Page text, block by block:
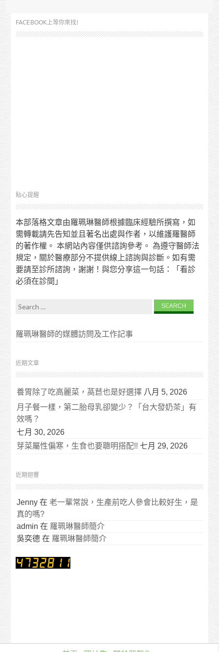
FACEBOOK上等你來找!
貼心提醒
本部落格文章由羅珮琳醫師根據臨床經驗所撰寫，如
需轉載請先告知並且著名出處與作者，以維護羅醫師
的著作權。 本網站內容僅供諮詢參考。 為遵守醫師法
規定，關於醫療部分不提供線上諮詢與診斷。如有需
要請至診所諮詢，謝謝！與您分享這一句話：「看診
必須在診間」
Search for:
羅珮琳醫師的媒體訪問及工作記事
近期文章
養胃除了吃高麗菜，萵苣也是好選擇 八月 5, 2026
月子餐一樣，第二胎母乳卻變少？「台大發奶茶」有
效嗎？
七月 30, 2026
芽菜屬性偏寒，生食也要聰明搭配!! 七月 29, 2026
近期迴響
Jenny 在老一輩常說，生產前吃人參會比較好生，是
真的嗎?
admin 在 羅珮琳醫師簡介
吳奕德 在 羅珮琳醫師簡介